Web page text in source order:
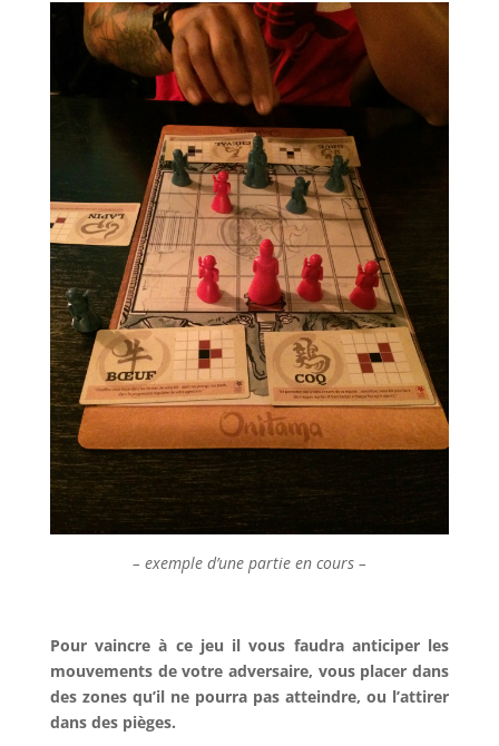
– exemple d’une partie en cours –
Pour vaincre à ce jeu il vous faudra anticiper les
mouvements de votre adversaire, vous placer dans
des zones qu’il ne pourra pas atteindre, ou l’attirer
dans des pièges.